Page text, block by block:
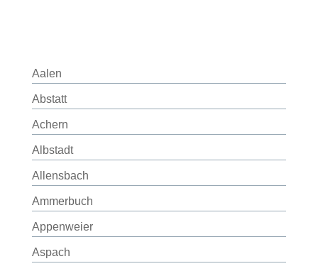
Aalen
Abstatt
Achern
Albstadt
Allensbach
Ammerbuch
Appenweier
Aspach